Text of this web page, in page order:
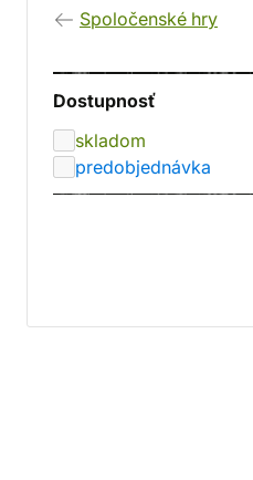
Spoločenské hry
Dostupnosť
skladom
predobjednávka